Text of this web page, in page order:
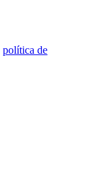
política de